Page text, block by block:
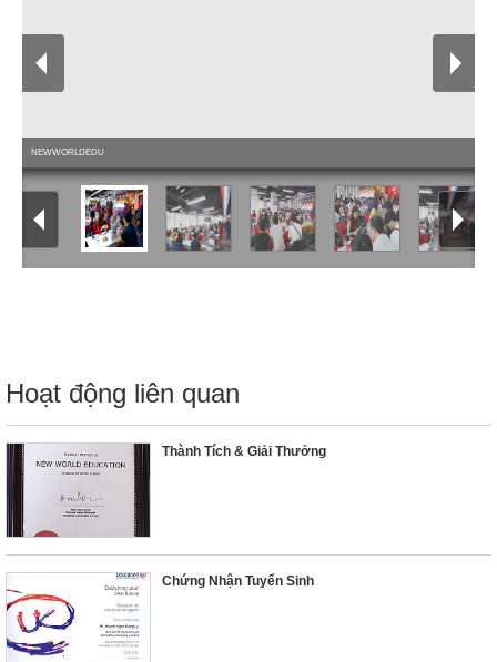
NEWWORLDEDU
Hoạt động liên quan
Thành Tích & Giải Thưởng
Chứng Nhận Tuyển Sinh